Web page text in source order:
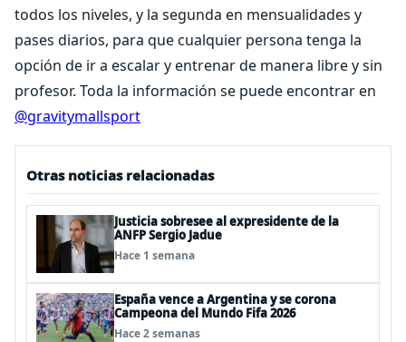
todos los niveles, y la segunda en mensualidades y
pases diarios, para que cualquier persona tenga la
opción de ir a escalar y entrenar de manera libre y sin
profesor. Toda la información se puede encontrar en
@gravitymallsport
Otras noticias relacionadas
Justicia sobresee al expresidente de la
ANFP Sergio Jadue
Hace 1 semana
España vence a Argentina y se corona
Campeona del Mundo Fifa 2026
Hace 2 semanas